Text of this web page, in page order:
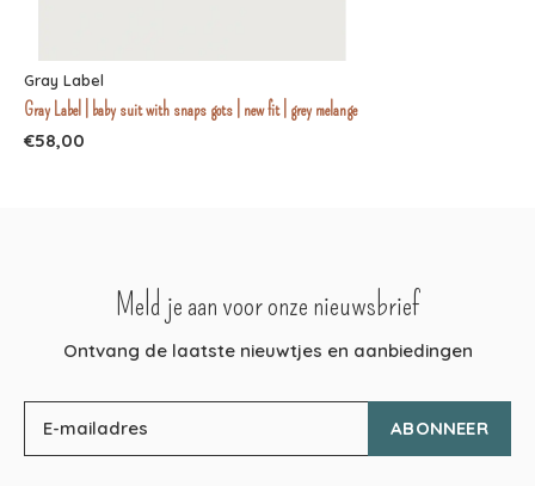
Gray Label
Gray Label | baby suit with snaps gots | new fit | grey melange
€58,00
Meld je aan voor onze nieuwsbrief
Ontvang de laatste nieuwtjes en aanbiedingen
ABONNEER